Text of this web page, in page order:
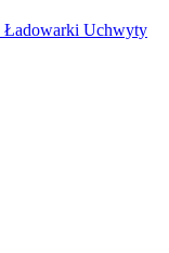
Ładowarki Uchwyty